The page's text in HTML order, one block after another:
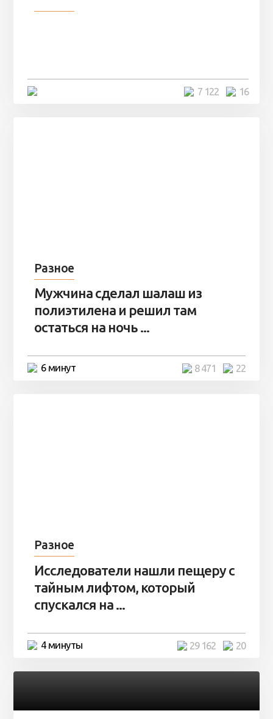
16
7 122
Разное
Мужчина сделал шалаш из
полиэтилена и решил там
остаться на ночь ...
6 минут 22
8 471
Разное
Исследователи нашли пещеру с
тайным лифтом, который
спускался на ...
4 минуты 20
29 162